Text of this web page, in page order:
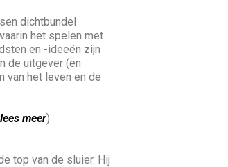
dichtbundel
het spelen met
en -ideeën zijn
de uitgever (en
van het leven en de
lees meer)
top van de sluier. Hij